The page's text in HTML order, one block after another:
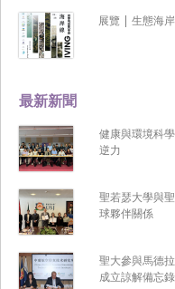
最新新聞
健康與環境科
逆力
聖若瑟大學與
球夥伴關係
聖大參與馬德
成立諒解備忘
展覽 | 生態海